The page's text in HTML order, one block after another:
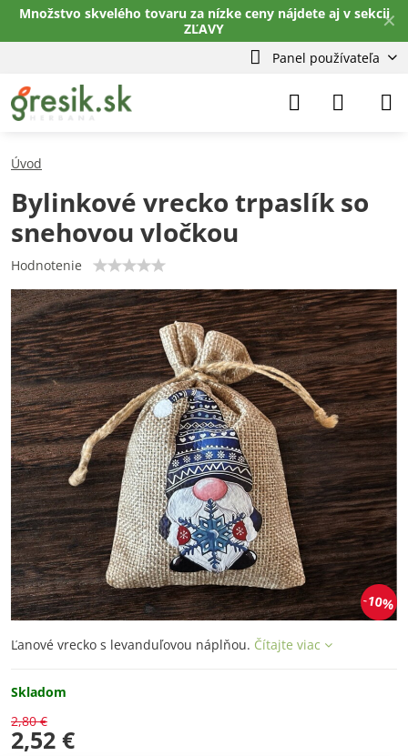
✕
Množstvo skvelého tovaru za nízke ceny nájdete aj v sekcii
ZĽAVY
Panel používateľa
10%
Úvod
Bylinkové vrecko trpaslík so
snehovou vločkou
Hodnotenie
Ľanové vrecko s levanduľovou náplňou. Čítajte viac
Skladom
2,80 €
2,52 €